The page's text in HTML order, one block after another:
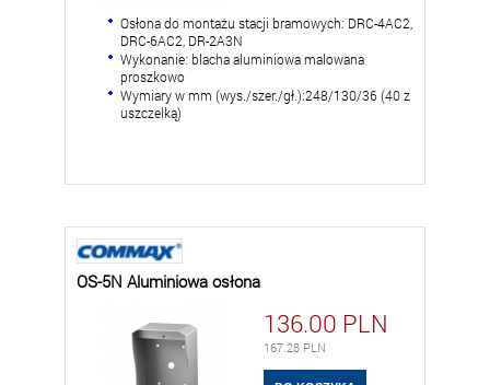
Osłona do montażu stacji bramowych: DRC-4AC2,
DRC-6AC2, DR-2A3N
Wykonanie: blacha aluminiowa malowana
proszkowo
Wymiary w mm (wys./szer./gł.):248/130/36 (40 z
uszczelką)
OS-5N Aluminiowa osłona
136.00 PLN
167.28 PLN